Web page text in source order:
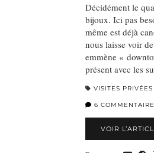
Décidément le
bijoux. Ici pas
même est déjà
nous laisse voir
emmène «
présent avec les
VISITES PRIVÉES
6
VOIR